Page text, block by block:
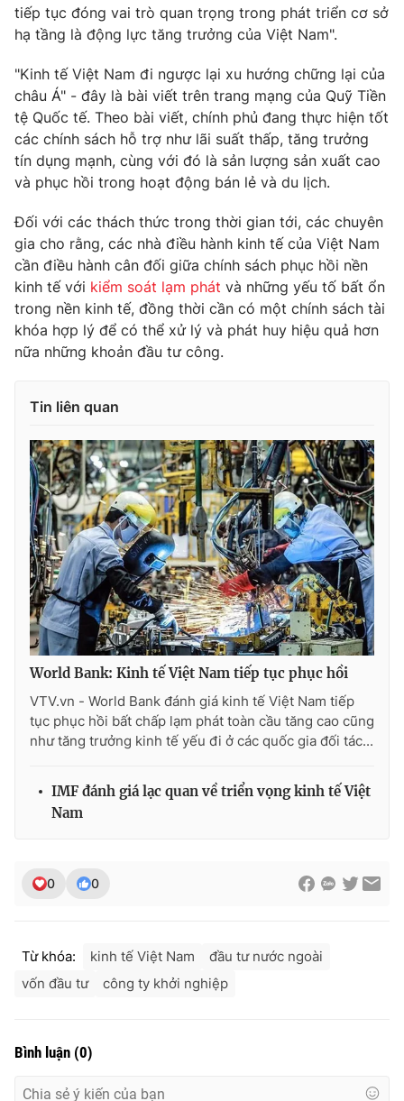
Ðiện thoại Thời báo VTV:024.66 897 897
Email:toasoan@vtv.vn
® Cấm sao chép dưới mọi hình thức nếu không có sự chấp
thuận bằng văn bản. Ghi rõ nguồn VTV.vn khi phát hành lại
thông tin từ website này.
tiếp tục đóng vai trò quan trọng trong phát triển cơ sở
hạ tầng là động lực tăng trưởng của Việt Nam".
"Kinh tế Việt Nam đi ngược lại xu hướng chững lại của
châu Á" - đây là bài viết trên trang mạng của Quỹ Tiền
tệ Quốc tế. Theo bài viết, chính phủ đang thực hiện tốt
các chính sách hỗ trợ như lãi suất thấp, tăng trưởng
tín dụng mạnh, cùng với đó là sản lượng sản xuất cao
và phục hồi trong hoạt động bán lẻ và du lịch.
Đối với các thách thức trong thời gian tới, các chuyên
gia cho rằng, các nhà điều hành kinh tế của Việt Nam
cần điều hành cân đối giữa chính sách phục hồi nền
kinh tế với kiểm soát lạm phát và những yếu tố bất ổn
trong nền kinh tế, đồng thời cần có một chính sách tài
khóa hợp lý để có thể xử lý và phát huy hiệu quả hơn
nữa những khoản đầu tư công.
Tin liên quan
World Bank: Kinh tế Việt Nam tiếp tục phục hồi
VTV.vn - World Bank đánh giá kinh tế Việt Nam tiếp
tục phục hồi bất chấp lạm phát toàn cầu tăng cao cũng
như tăng trưởng kinh tế yếu đi ở các quốc gia đối tác...
IMF đánh giá lạc quan về triển vọng kinh tế Việt
Nam
0 0
Từ khóa: kinh tế Việt Nam
đầu tư nước ngoài
vốn đầu tư
công ty khởi nghiệp
Bình luận (0)